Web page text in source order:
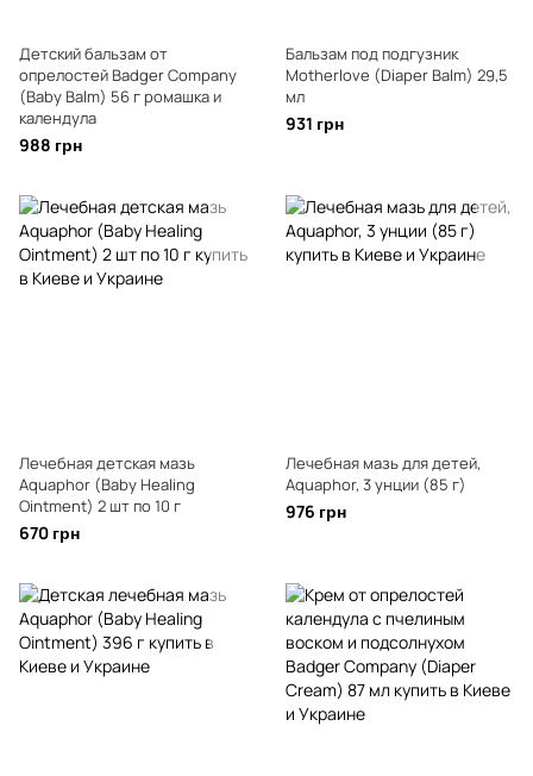
Детский бальзам от
опрелостей Badger Company
(Baby Balm) 56 г ромашка и
календула
988 грн
Бальзам под подгузник
Motherlove (Diaper Balm) 29,5
мл
931 грн
Лечебная детская мазь
Aquaphor (Baby Healing
Ointment) 2 шт по 10 г
670 грн
Лечебная мазь для детей,
Aquaphor, 3 унции (85 г)
976 грн